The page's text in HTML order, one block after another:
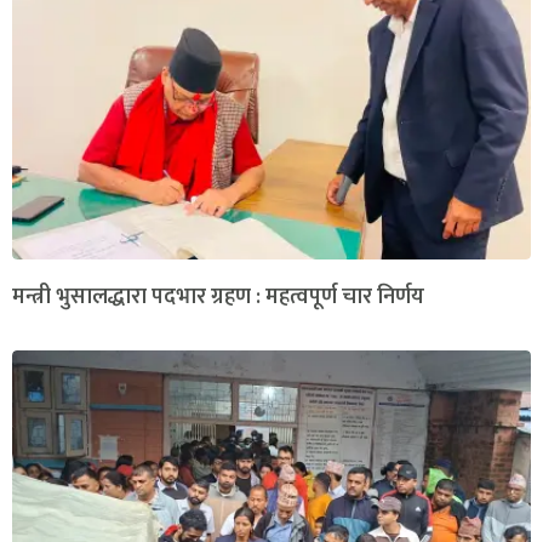
मन्त्री भुसालद्धारा पदभार ग्रहण : महत्वपूर्ण चार निर्णय